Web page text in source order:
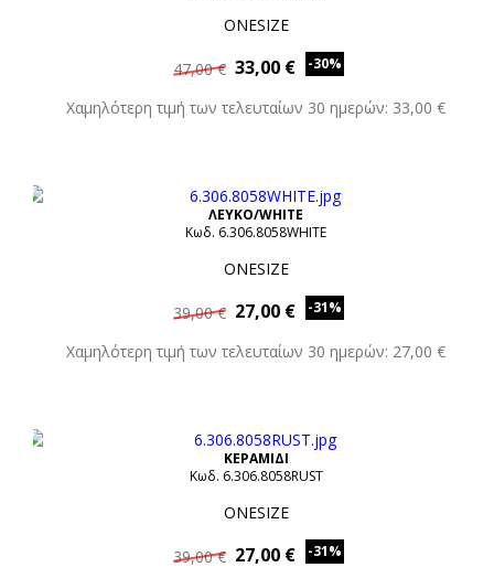
ONESIZE
47,00 € 33,00 € -30%
Χαμηλότερη τιμή των τελευταίων 30 ημερών: 33,00 €
ΛΕΥΚΟ/WHITE
Κωδ. 6.306.8058WHITE
ONESIZE
39,00 € 27,00 € -31%
Χαμηλότερη τιμή των τελευταίων 30 ημερών: 27,00 €
ΚΕΡΑΜΙΔΙ
Κωδ. 6.306.8058RUST
ONESIZE
39,00 € 27,00 € -31%